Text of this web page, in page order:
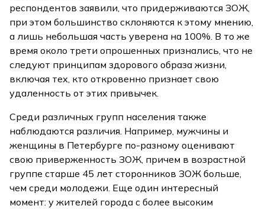
респондентов заявили, что придерживаются ЗОЖ,
при этом большинство склоняются к этому мнению,
а лишь небольшая часть уверена на 100%. В то же
время около трети опрошенных признались, что не
следуют принципам здорового образа жизни,
включая тех, кто откровенно признает свою
удаленность от этих привычек.
Среди различных групп населения также
наблюдаются различия. Например, мужчины и
женщины в Петербурге по-разному оценивают
свою приверженность ЗОЖ, причем в возрастной
группе старше 45 лет сторонников ЗОЖ больше,
чем среди молодежи. Еще один интересный
момент: у жителей города с более высоким